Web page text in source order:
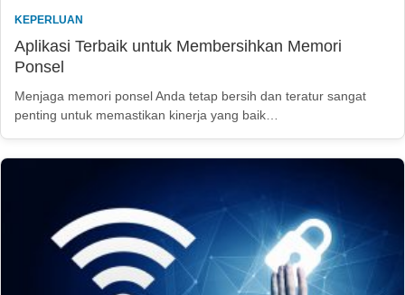
KEPERLUAN
Aplikasi Terbaik untuk Membersihkan Memori
Ponsel
Menjaga memori ponsel Anda tetap bersih dan teratur sangat
penting untuk memastikan kinerja yang baik…